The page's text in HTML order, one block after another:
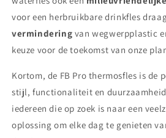
voor een herbruikbare drinkfles
vermindering van wegwerpplastic
keuze voor de toekomst van onze
Kortom, de FB Pro thermosfles is de
stijl, functionaliteit en
iedereen die op zoek is naar een
oplossing om elke dag te genieten